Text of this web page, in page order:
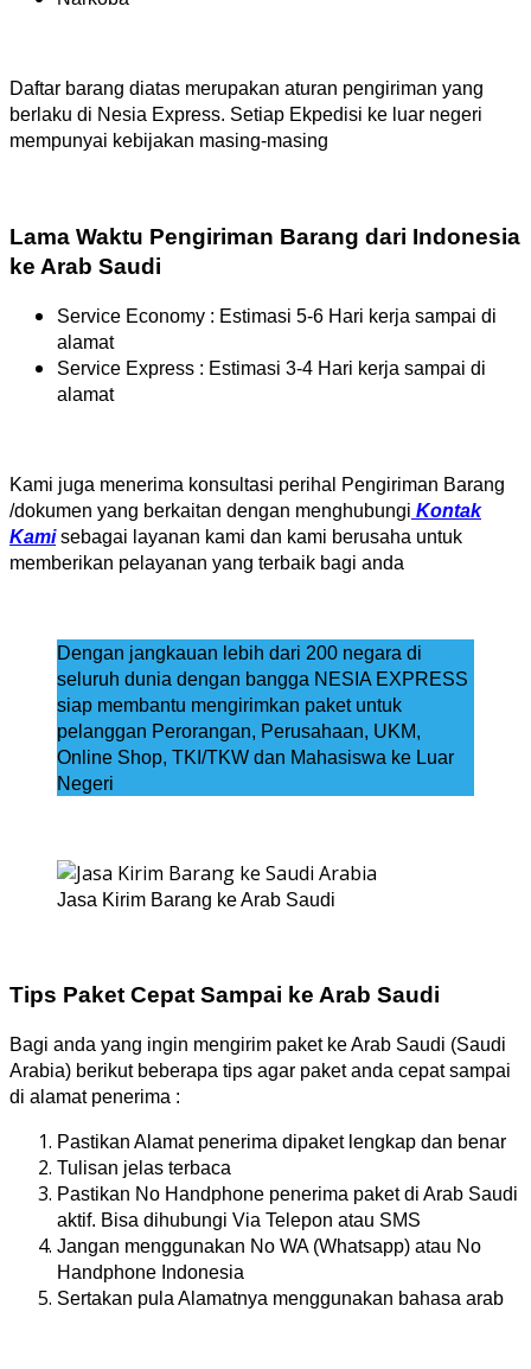
Daftar barang diatas merupakan aturan pengiriman yang
berlaku di Nesia Express. Setiap Ekpedisi ke luar negeri
mempunyai kebijakan masing-masing
Lama Waktu Pengiriman Barang dari Indonesia
ke Arab Saudi
Service Economy : Estimasi 5-6 Hari kerja sampai di
alamat
Service Express : Estimasi 3-4 Hari kerja sampai di
alamat
Kami juga menerima konsultasi perihal Pengiriman Barang
/dokumen yang berkaitan dengan menghubungi Kontak
Kami sebagai layanan kami dan kami berusaha untuk
memberikan pelayanan yang terbaik bagi anda
Dengan jangkauan lebih dari 200 negara di
seluruh dunia dengan bangga NESIA EXPRESS
siap membantu mengirimkan paket untuk
pelanggan Perorangan, Perusahaan, UKM,
Online Shop, TKI/TKW dan Mahasiswa ke Luar
Negeri
Jasa Kirim Barang ke Arab Saudi
Tips Paket Cepat Sampai ke Arab Saudi
Bagi anda yang ingin mengirim paket ke Arab Saudi (Saudi
Arabia) berikut beberapa tips agar paket anda cepat sampai
di alamat penerima :
Pastikan Alamat penerima dipaket lengkap dan benar
Tulisan jelas terbaca
Pastikan No Handphone penerima paket di Arab Saudi
aktif. Bisa dihubungi Via Telepon atau SMS
Jangan menggunakan No WA (Whatsapp) atau No
Handphone Indonesia
Sertakan pula Alamatnya menggunakan bahasa arab